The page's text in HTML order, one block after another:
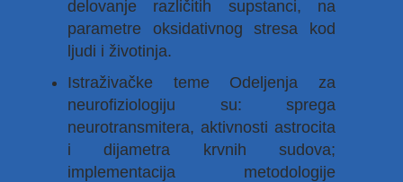
delovanje različitih supstanci, na
parametre oksidativnog stresa kod
ljudi i životinja.
Istraživačke teme Odeljenja za
neurofiziologiju su: sprega
neurotransmitera, aktivnosti astrocita
i dijametra krvnih sudova;
implementacija metodologije